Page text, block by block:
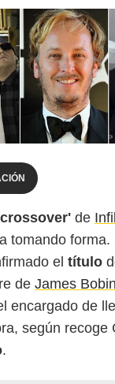
de
tomando forma.
el título
de James Bobin
encargado de
según recoge
.